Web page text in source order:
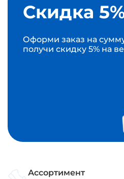
Скидка
Оформи заказ на
получи скидку 5% на
Ассортимент